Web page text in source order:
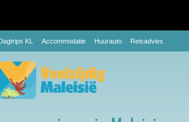
KL Accommodatie Huurauto Reisadvies